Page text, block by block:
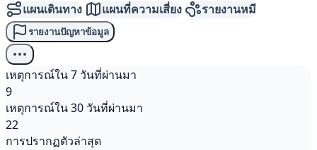
แผนเดินทาง แผนที่ความเสี่ยง รายงานหมี
รายงานปัญหาข้อมูล
เหตุการณ์ใน 7 วันที่ผ่านมา
9
เหตุการณ์ใน 30 วันที่ผ่านมา
22
การปรากฏตัวล่าสุด